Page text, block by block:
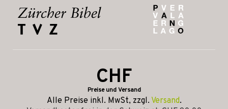
CHF
Preise und Versand
Alle Preise inkl. MwSt, zzgl. Versand.